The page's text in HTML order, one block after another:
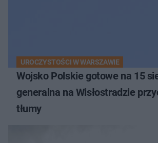
UROCZYSTOŚCI W WARSZAWIE
Wojsko Polskie gotowe na 15
generalna na Wisłostradzie
tłumy